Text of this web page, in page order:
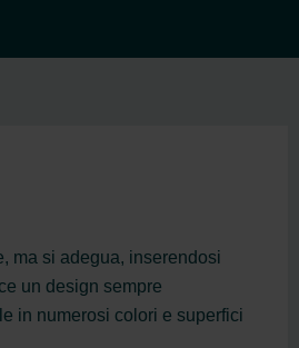
ma si adegua, inserendosi
un design sempre
in numerosi colori e superfici